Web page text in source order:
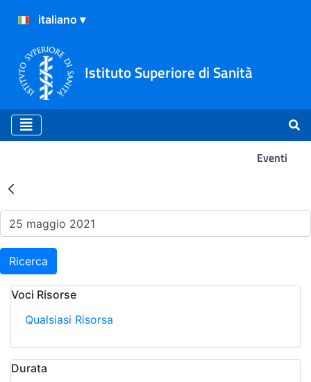
Istituto Superiore di Sanità
Eventi
Risultati della Ricerca -
Ricerca
Voci Risorse
Qualsiasi Risorsa
Durata